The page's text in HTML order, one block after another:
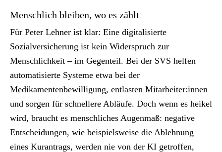
Menschlich bleiben, wo es zählt
Für Peter Lehner ist klar: Eine digitalisierte
Sozialversicherung ist kein Widerspruch zur
Menschlichkeit – im Gegenteil. Bei der SVS helfen
automatisierte Systeme etwa bei der
Medikamentenbewilligung, entlasten Mitarbeiter:innen
und sorgen für schnellere Abläufe. Doch wenn es heikel
wird, braucht es menschliches Augenmaß: negative
Entscheidungen, wie beispielsweise die Ablehnung
eines Kurantrags, werden nie von der KI getroffen,